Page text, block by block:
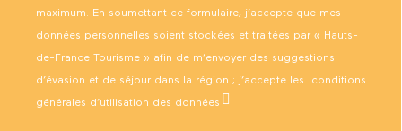
maximum. En soumettant ce formulaire, j’accepte que mes
données personnelles soient stockées et traitées par « Hauts-
de-France Tourisme » afin de m’envoyer des suggestions
d’évasion et de séjour dans la région ; j’accepte les conditions
générales d’utilisation des données .